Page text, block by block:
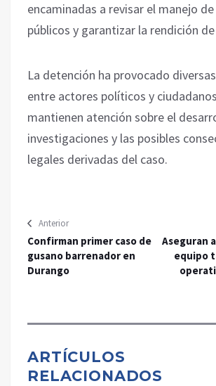
encaminadas a revisar el manejo
públicos y garantizar la rendición
La detención ha provocado
entre actores políticos y
mantienen atención sobre el
investigaciones y las posibles
legales derivadas del caso.
Anterior
Confirman primer caso de
gusano barrenador en
Durango
Aseguran
equipo
ARTÍCULOS
RELACIONADOS